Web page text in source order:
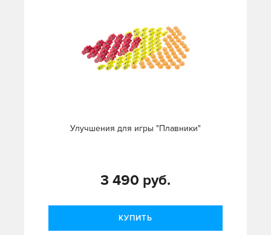
Улучшения для игры "Плавники"
3 490 руб.
КУПИТЬ